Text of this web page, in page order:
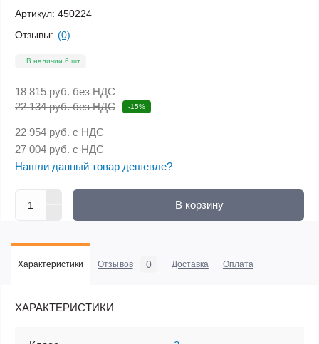
Артикул: 450224
Отзывы: (0)
В наличии 6 шт.
18 815 руб. без НДС
22 134 руб. без НДС
-15%
22 954 руб. с НДС
27 004 руб. с НДС
Нашли данный товар дешевле?
В корзину
Характеристики Отзывов 0 Доставка Оплата
ХАРАКТЕРИСТИКИ